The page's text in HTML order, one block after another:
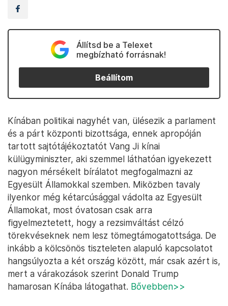
Állítsd be a Telexet
megbízható forrásnak!
Beállítom
Kínában politikai nagyhét van, ülésezik a parlament
és a párt központi bizottsága, ennek apropóján
tartott sajtótájékoztatót Vang Ji kínai
külügyminiszter, aki szemmel láthatóan igyekezett
nagyon mérsékelt bírálatot megfogalmazni az
Egyesült Államokkal szemben. Miközben tavaly
ilyenkor még kétarcúsággal vádolta az Egyesült
Államokat, most óvatosan csak arra
figyelmeztetett, hogy a rezsimváltást célzó
törekvéseknek nem lesz tömegtámogatottsága. De
inkább a kölcsönös tiszteleten alapuló kapcsolatot
hangsúlyozta a két ország között, már csak azért is,
mert a várakozások szerint Donald Trump
hamarosan Kínába látogathat. Bővebben>>